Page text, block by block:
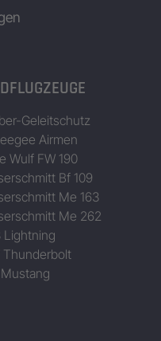
Geleitschutz
Airmen
Wulf FW 190
Bf 109
Me 163
Me 262
Lightning
Thunderbolt